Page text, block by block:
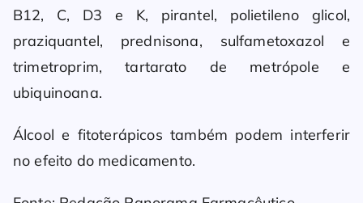
B12, C, D3 e K, pirantel, polietileno glicol,
praziquantel, prednisona, sulfametoxazol e
trimetroprim, tartarato de metrópole e
ubiquinoana.
Álcool e fitoterápicos também podem interferir
no efeito do medicamento.